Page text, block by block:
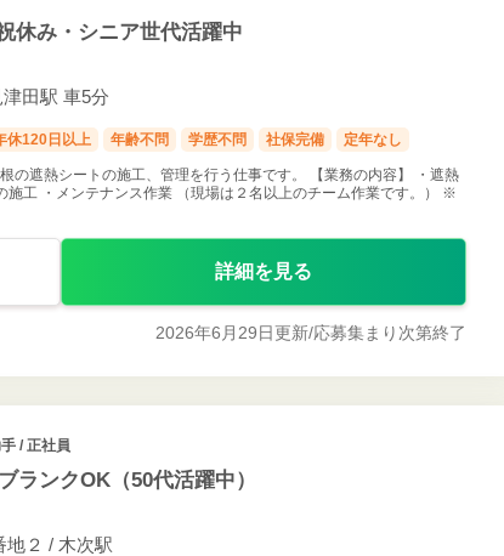
休み・シニア世代活躍中
田駅 車5分
休120日以上 年齢不問 学歴不問 社保完備 定年なし
の遮熱シートの施工、管理を行う仕事です。 【業務の内容】 ・遮熱
施工 ・メンテナンス作業 （現場は２名以上のチーム作業です。） ※
詳細を見る
2026年6月29日更新/応募集まり次第終了
/ 正社員
ランクOK（50代活躍中）
地２ / 木次駅